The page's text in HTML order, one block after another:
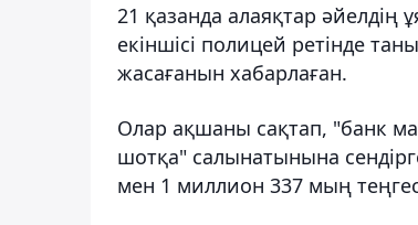
21 қазанда алаяқтар әйелдің
екіншісі полицей ретінде
жасағанын хабарлаған.
Олар ақшаны сақтап, "банк
шотқа" салынатынына
мен 1 миллион 337 мың